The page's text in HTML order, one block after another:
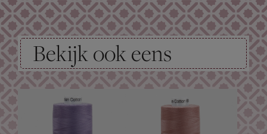
Bekijk ook eens